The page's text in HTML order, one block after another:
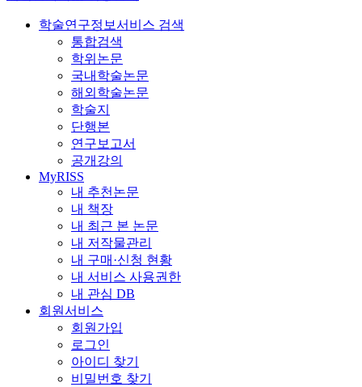
학술연구정보서비스 검색
통합검색
학위논문
국내학술논문
해외학술논문
학술지
단행본
연구보고서
공개강의
MyRISS
내 추천논문
내 책장
내 최근 본 논문
내 저작물관리
내 구매·신청 현황
내 서비스 사용권한
내 관심 DB
회원서비스
회원가입
로그인
아이디 찾기
비밀번호 찾기